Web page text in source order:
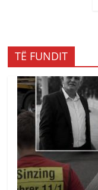
TË FUNDIT